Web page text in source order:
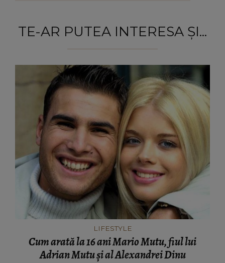
TE-AR PUTEA INTERESA ȘI...
LIFESTYLE
Cum arată la 16 ani Mario Mutu, fiul lui
Adrian Mutu și al Alexandrei Dinu